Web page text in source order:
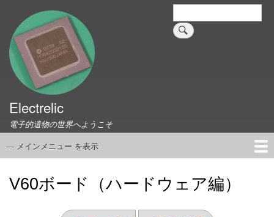
検
索
Electrelic
電子的遺物の世界へようこそ
メ
ン
— メインメニュー を表示
EMILY Board
Universal Monitor
コネクタ資料集
このサイトについて
V60ボード（ハードウェア編）